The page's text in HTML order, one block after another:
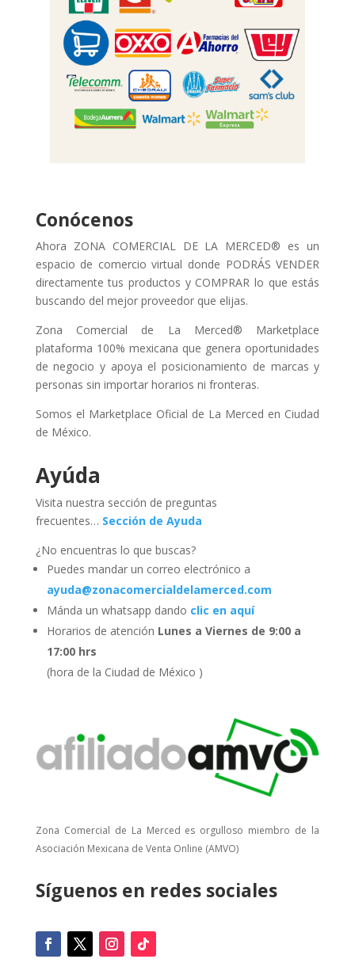
Conócenos
Ahora ZONA COMERCIAL DE LA MERCED® es un
espacio de comercio virtual donde PODRÁS VENDER
directamente tus productos y COMPRAR lo que estás
buscando del mejor proveedor que elijas.
Zona Comercial de La Merced® Marketplace
plataforma 100% mexicana que genera oportunidades
de negocio y apoya el posicionamiento de marcas y
personas sin importar horarios ni fronteras.
Somos el Marketplace Oficial de La Merced en Ciudad
de México.
Ayúda
Visita nuestra sección de preguntas
frecuentes… Sección de Ayuda
¿No encuentras lo que buscas?
Puedes mandar un correo electrónico a
ayuda@zonacomercialdelamerced.com
Mánda un whatsapp dando clic en aquí
Horarios de atención Lunes a Viernes de 9:00 a
17:00 hrs
(hora de la Ciudad de México )
Zona Comercial de La Merced es orgulloso miembro de la
Asociación Mexicana de Venta Online (AMVO)
Síguenos en redes sociales